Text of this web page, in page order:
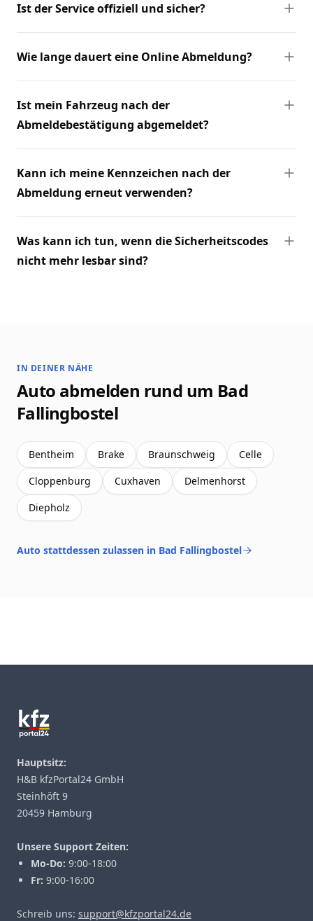
Ist der Service offiziell und sicher?
Wie lange dauert eine Online Abmeldung?
Ist mein Fahrzeug nach der
Abmeldebestätigung abgemeldet?
Kann ich meine Kennzeichen nach der
Abmeldung erneut verwenden?
Was kann ich tun, wenn die Sicherheitscodes
nicht mehr lesbar sind?
IN DEINER NÄHE
Auto abmelden rund um Bad
Fallingbostel
Bentheim Brake Braunschweig
Celle
Cloppenburg
Cuxhaven
Delmenhorst
Diepholz
Auto stattdessen zulassen in Bad Fallingbostel
Hauptsitz:
H&B kfzPortal24 GmbH
Steinhöft 9
20459 Hamburg
Unsere Support Zeiten:
Mo-Do: 9:00-18:00
Fr: 9:00-16:00
Schreib uns: support@kfzportal24.de